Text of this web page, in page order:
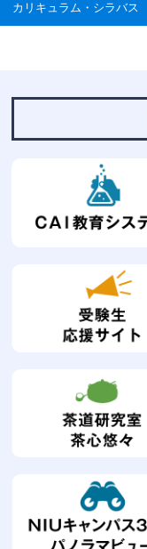
カリキュラム・シラバス